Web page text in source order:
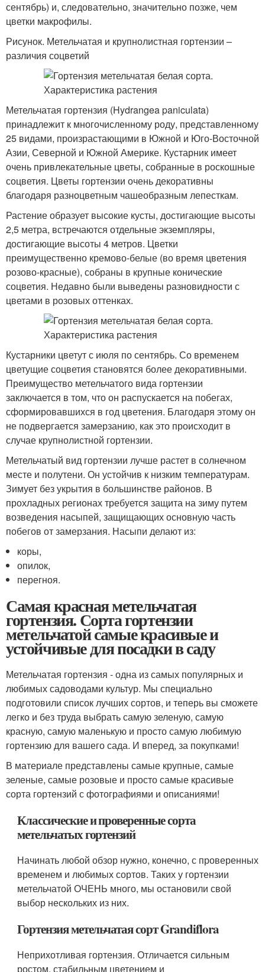
сентябрь) и, следовательно, значительно позже, чем
цветки макрофилы.
Рисунок. Метельчатая и крупнолистная гортензии –
различия соцветий
Метельчатая гортензия (Hydrangea paniculata)
принадлежит к многочисленному роду, представленному
25 видами, произрастающими в Южной и Юго-Восточной
Азии, Северной и Южной Америке. Кустарник имеет
очень привлекательные цветы, собранные в роскошные
соцветия. Цветы гортензии очень декоративны
благодаря разноцветным чашеобразным лепесткам.
Растение образует высокие кусты, достигающие высоты
2,5 метра, встречаются отдельные экземпляры,
достигающие высоты 4 метров. Цветки
преимущественно кремово-белые (во время цветения
розово-красные), собраны в крупные конические
соцветия. Недавно были выведены разновидности с
цветами в розовых оттенках.
Кустарники цветут с июля по сентябрь. Со временем
цветущие соцветия становятся более декоративными.
Преимущество метельчатого вида гортензии
заключается в том, что он распускается на побегах,
сформировавшихся в год цветения. Благодаря этому он
не подвергается замерзанию, как это происходит в
случае крупнолистной гортензии.
Метельчатый вид гортензии лучше растет в солнечном
месте и полутени. Он устойчив к низким температурам.
Зимует без укрытия в большинстве районов. В
прохладных регионах требуется защита на зиму путем
возведения насыпей, защищающих основную часть
побегов от замерзания. Насыпи делают из:
коры,
опилок,
перегноя.
Самая красная метельчатая
гортензия. Сорта гортензии
метельчатой самые красивые и
устойчивые для посадки в саду
Метельчатая гортензия - одна из самых популярных и
любимых садоводами культур. Мы специально
подготовили список лучших сортов, и теперь вы сможете
легко и без труда выбрать самую зеленую, самую
красную, самую маленькую и просто самую любимую
гортензию для вашего сада. И вперед, за покупками!
В материале представлены самые крупные, самые
зеленые, самые розовые и просто самые красивые
сорта гортензий с фотографиями и описаниями!
Классические и проверенные сорта
метельчатых гортензий
Начинать любой обзор нужно, конечно, с проверенных
временем и любимых сортов. Таких у гортензии
метельчатой ОЧЕНЬ много, мы остановили свой
выбор нескольких из них.
Гортензия метельчатая сорт Grandiflora
Неприхотливая гортензия. Отличается сильным
ростом, стабильным цветением и